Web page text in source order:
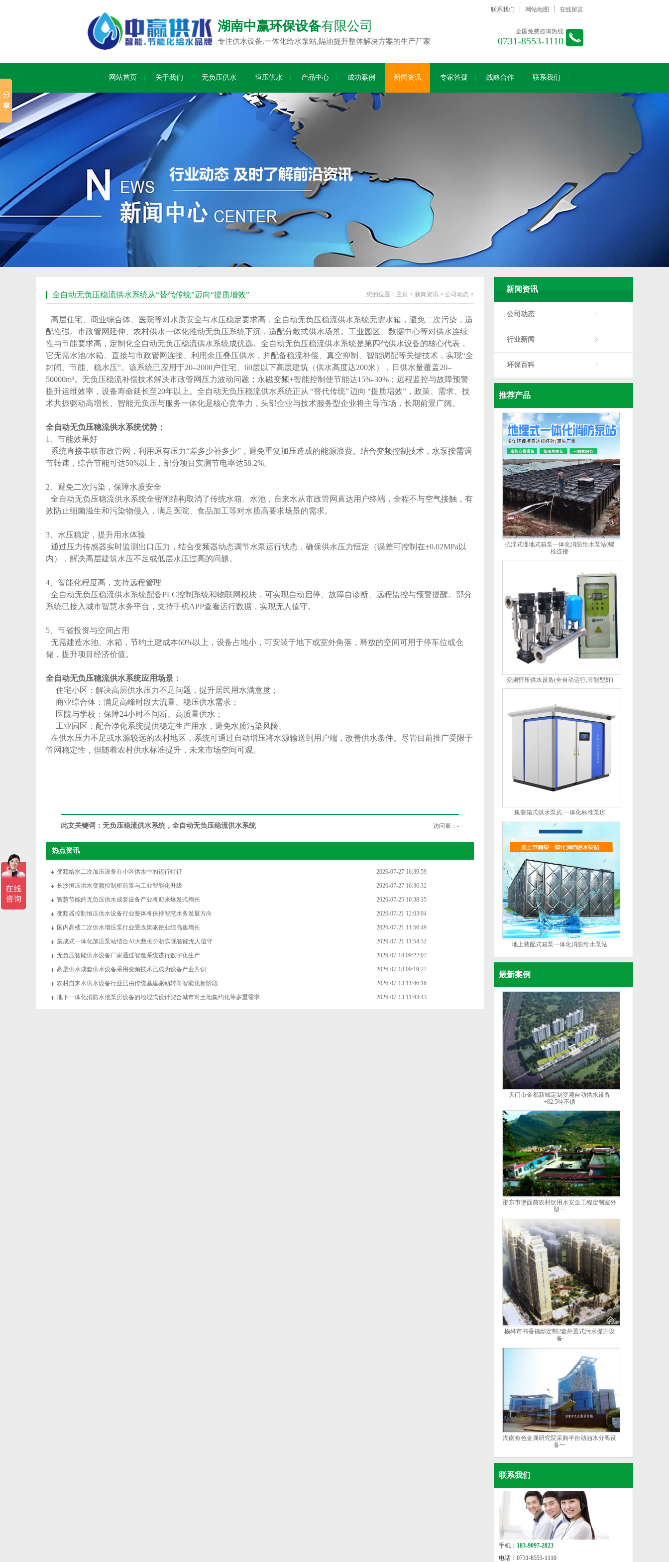
湖南中赢环保设备有限公司
专注供水设备,一体化给水泵站,隔油提升整体解决方案的生产厂家
联系我们 网站地图 在线留言
全国免费咨询热线
0731-8553-1110
网站首页 关于我们 无负压供水 恒压供水 产品中心 成功案例 新闻资讯 专家答疑 战略合作 联系我们
新闻资讯
公司动态
行业新闻
环保百科
推荐产品
抗浮式埋地式箱泵一体化消防给水泵站(螺
栓连接
变频恒压供水设备(全自动运行,节能型好)
集装箱式供水泵房,一体化标准泵房
地上装配式箱泵一体化消防给水泵站
最新案例
天门市金都新城定制变频自动供水设备
+82.5吨不锈
邵东市堡面前农村饮用水安全工程定制室外
型一
榆林市书香福邸定制2套外置式污水提升设
备
湖南有色金属研究院采购半自动油水分离设
备一
联系我们
手机： 183-9097-2823
电话：0731-8553-1110
全自动无负压稳流供水系统从“替代传统”迈向“提质增效” 您的位置： 主页 > 新闻资讯 > 公司动态 >
高层住宅、商业综合体、医院等对水质安全与水压稳定要求高，全自动无负压稳流供水系统无需水箱，避免二次污染，适
配性强。市政管网延伸、农村供水一体化推动无负压系统下沉，适配分散式供水场景。工业园区、数据中心等对供水连续
性与节能要求高，定制化全自动无负压稳流供水系统成优选。全自动无负压稳流供水系统是第四代供水设备的核心代表，
它无需水池/水箱、直接与市政管网连接、利用余压叠压供水，并配备稳流补偿、真空抑制、智能调配等关键技术，实现“全
封闭、节能、稳水压”。该系统已应用于20–2000户住宅、60层以下高层建筑（供水高度达200米），日供水量覆盖20–
50000m³。无负压稳流补偿技术解决市政管网压力波动问题；永磁变频+智能控制使节能达15%-30%；远程监控与故障预警
提升运维效率，设备寿命延长至20年以上。全自动无负压稳流供水系统正从 “替代传统” 迈向 “提质增效”，政策、需求、技
术共振驱动高增长。智能无负压与服务一体化是核心竞争力，头部企业与技术服务型企业将主导市场，长期前景广阔。
全自动无负压稳流供水系统优势：
1、节能效果好
系统直接串联市政管网，利用原有压力“差多少补多少”，避免重复加压造成的能源浪费。结合变频控制技术，水泵按需调
节转速，综合节能可达50%以上，部分项目实测节电率达58.2%。
2、避免二次污染，保障水质安全‌
全自动无负压稳流供水系统全密闭结构取消了传统水箱、水池，自来水从市政管网直达用户终端，全程不与空气接触，有
效防止细菌滋生和污染物侵入，满足医院、食品加工等对水质高要求场景的需求。
3、水压稳定，提升用水体验‌
通过压力传感器实时监测出口压力，结合变频器动态调节水泵运行状态，确保供水压力恒定（误差可控制在±0.02MPa以
内），解决高层建筑水压不足或低层水压过高的问题。
4、智能化程度高，支持远程管理‌
全自动无负压稳流供水系统配备PLC控制系统和物联网模块，可实现自动启停、故障自诊断、远程监控与预警提醒。部分
系统已接入城市智慧水务平台，支持手机APP查看运行数据，实现无人值守。
5、节省投资与空间占用‌
无需建造水池、水箱，节约土建成本60%以上，设备占地小，可安装于地下或室外角落，释放的空间可用于停车位或仓
储，提升项目经济价值。
全自动无负压稳流供水系统应用场景：
‌住宅小区‌：解决高层供水压力不足问题，提升居民用水满意度；
‌商业综合体‌：满足高峰时段大流量、稳压供水需求；
‌医院与学校‌：保障24小时不间断、高质量供水；
‌工业园区‌：配合净化系统提供稳定生产用水，避免水质污染风险。
在供水压力不足或水源较远的农村地区，系统可通过自动增压将水源输送到用户端，改善供水条件。尽管目前推广受限于
管网稳定性，但随着农村供水标准提升，未来市场空间可观。
访问量： -
此文关键词： 无负压稳流供水系统，全自动无负压稳流供水系统
热点资讯
2026-07-27 16:39:59
变频给水二次加压设备在小区供水中的运行特征
2026-07-27 16:36:32
长沙恒压供水变频控制柜前景与工业智能化升级
2026-07-25 10:38:35
智慧节能的无负压供水成套设备产业将迎来爆发式增长
2026-07-21 12:03:04
变频器控制恒压供水设备行业整体将保持智慧水务发展方向
2026-07-21 11:56:49
国内高楼二次供水增压泵行业受政策驱使业绩高速增长
2026-07-21 11:54:32
集成式一体化加压泵站结合AI大数据分析实现智能无人值守
2026-07-18 09:22:07
无负压智能供水设备厂家通过智造系统进行数字化生产
2026-07-18 09:19:27
高层供水成套供水设备采用变频技术已成为设备产业共识
2026-07-13 11:46:16
农村自来水供水设备行业已由传统基建驱动转向智能化新阶段
2026-07-13 11:43:43
地下一体化消防水池泵房设备的地埋式设计契合城市对土地集约化等多重需求